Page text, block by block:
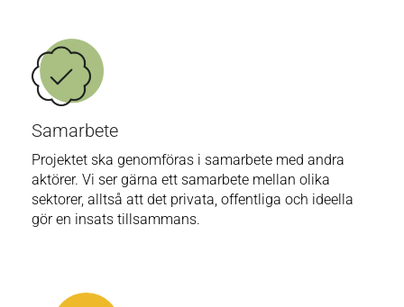
Samarbete
Projektet ska genomföras i samarbete med andra
aktörer. Vi ser gärna ett samarbete mellan olika
sektorer, alltså att det privata, offentliga och ideella
gör en insats tillsammans.